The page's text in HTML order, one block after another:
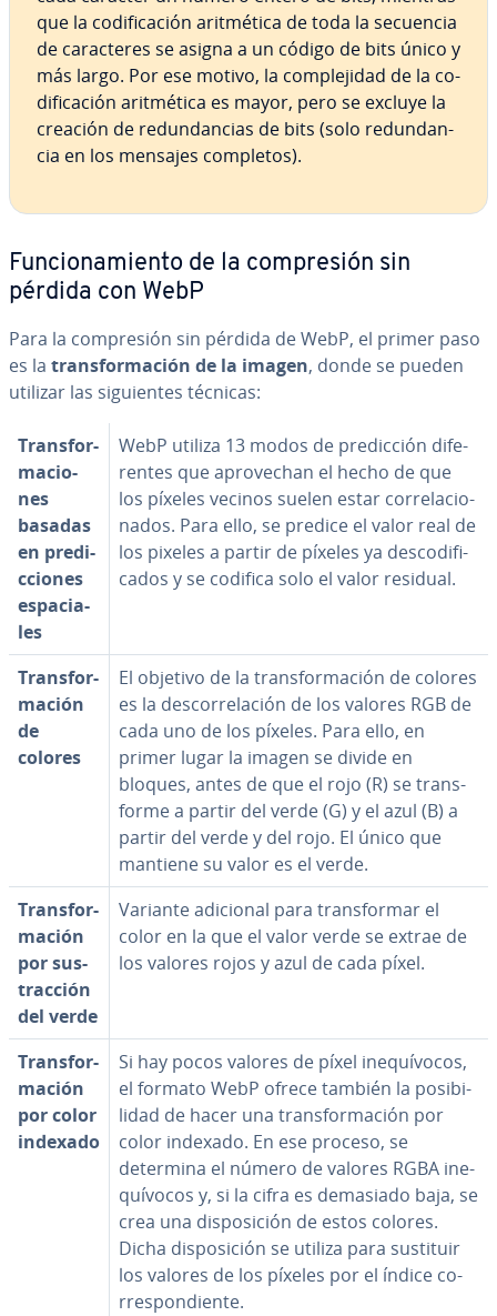
que la co­di­fi­ca­ción ari­t­mé­ti­ca de toda la secuencia
de ca­ra­c­te­res se asigna a un código de bits único y
más largo. Por ese motivo, la co­m­ple­ji­dad de la co­
di­fi­ca­ción ari­t­mé­ti­ca es mayor, pero se excluye la
creación de re­du­n­da­n­cias de bits (solo re­du­n­da­n­
cia en los mensajes completos).
Fu­n­cio­na­mie­n­to de la co­m­pre­sión sin
pérdida con WebP
Para la co­m­pre­sión sin pérdida de WebP, el primer paso
es la tra­n­s­fo­r­ma­ción de la imagen, donde se pueden
utilizar las si­guie­n­tes técnicas:
Tra­n­s­fo­r­
ma­cio­
nes
basadas
en pre­di­
c­cio­nes
es­pa­cia­
les
WebP utiliza 13 modos de pre­di­c­ción di­fe­
re­n­tes que apro­ve­chan el hecho de que
los píxeles vecinos suelen estar co­rre­la­cio­
na­dos. Para ello, se predice el valor real de
los pixeles a partir de píxeles ya de­s­co­di­fi­
ca­dos y se codifica solo el valor residual.
Tra­n­s­fo­r­
ma­ción
de
colores
El objetivo de la tra­n­s­fo­r­ma­ción de colores
es la de­s­co­rre­la­ción de los valores RGB de
cada uno de los píxeles. Para ello, en
primer lugar la imagen se divide en
bloques, antes de que el rojo (R) se tra­n­s­
fo­r­me a partir del verde (G) y el azul (B) a
partir del verde y del rojo. El único que
mantiene su valor es el verde.
Tra­n­s­fo­r­
ma­ción
por su­s­
tra­c­ción
del verde
Variante adicional para tra­n­s­fo­r­mar el
color en la que el valor verde se extrae de
los valores rojos y azul de cada píxel.
Tra­n­s­fo­r­
ma­ción
por color
indexado
Si hay pocos valores de píxel ine­quí­vo­cos,
el formato WebP ofrece también la po­si­bi­
li­dad de hacer una tra­n­s­fo­r­ma­ción por
color indexado. En ese proceso, se
determina el número de valores RGBA ine­
quí­vo­cos y, si la cifra es demasiado baja, se
crea una di­s­po­si­ción de estos colores.
Dicha di­s­po­si­ción se utiliza para sustituir
los valores de los píxeles por el índice co­
rre­s­po­n­die­n­te.